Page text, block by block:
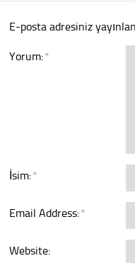
E-posta adresiniz
Yorum:*
İsim:*
Email Address:*
Website: